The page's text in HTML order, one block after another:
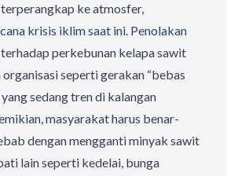
ke atmosfer,
krisis iklim saat ini. Penolakan
perkebunan kelapa sawit
seperti gerakan “bebas
sedang tren di kalangan
masyarakat harus benar-
dengan mengganti minyak sawit
lain seperti kedelai, bunga